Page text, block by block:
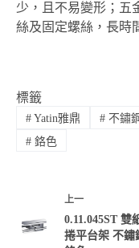
少，且不易變形；五
絲及固定螺絲，長時
標籤
#Yatin雅鼎 #不鏽
#鉻色
上一
0.11.045ST 雙
捲平台架 不鏽